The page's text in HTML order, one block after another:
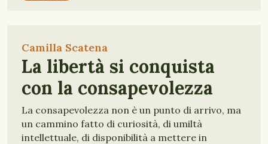
Camilla Scatena
La libertà si conquista
con la consapevolezza
La consapevolezza non è un punto di arrivo, ma
un cammino fatto di curiosità, di umiltà
intellettuale, di disponibilità a mettere in